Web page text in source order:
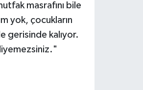
masrafını bile
yok, çocukların
gerisinde kalıyor.
diyemezsiniz."